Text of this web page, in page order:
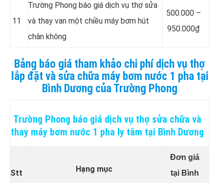
11
Trường Phong báo giá dịch vụ thợ sửa
và thay van một chiều máy bơm hút
chân không
500.000 –
950.000₫
Bảng báo giá tham khảo chi phí dịch vụ thợ
lắp đặt và sửa chữa máy bơm nước 1 pha tại
Bình Dương của Trường Phong
Trường Phong báo giá dịch vụ thợ sửa chữa và
thay máy bơm nước 1 pha ly tâm tại Bình Dương
Stt Hạng mục
Đơn giá
tại Bình